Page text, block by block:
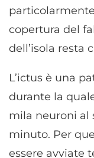
copertura del
dell’isola resta
L’ictus è una
durante la
mila neuroni al
minuto. Per
essere avviate